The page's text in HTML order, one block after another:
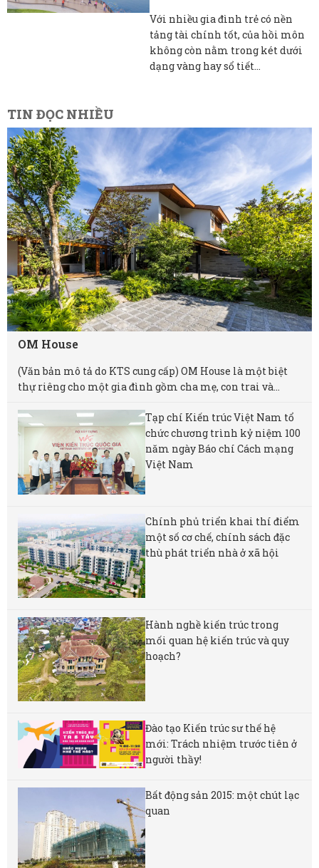
Với nhiều gia đình trẻ có nền
tảng tài chính tốt, của hồi môn
không còn nằm trong két dưới
dạng vàng hay sổ tiết...
TIN ĐỌC NHIỀU
OM House
(Văn bản mô tả do KTS cung cấp) OM House là một biệt
thự riêng cho một gia đình gồm cha mẹ, con trai và...
Tạp chí Kiến trúc Việt Nam tổ
chức chương trình kỷ niệm 100
năm ngày Báo chí Cách mạng
Việt Nam
Chính phủ triển khai thí điểm
một số cơ chế, chính sách đặc
thù phát triển nhà ở xã hội
Hành nghề kiến trúc trong
mối quan hệ kiến trúc và quy
hoạch?
Đào tạo Kiến trúc sư thế hệ
mới: Trách nhiệm trước tiên ở
người thầy!
Bất động sản 2015: một chút lạc
quan